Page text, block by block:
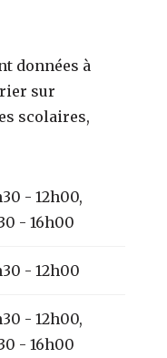
données à
sur
scolaires,
- 12h00,
- 16h00
- 12h00
- 12h00,
- 16h00